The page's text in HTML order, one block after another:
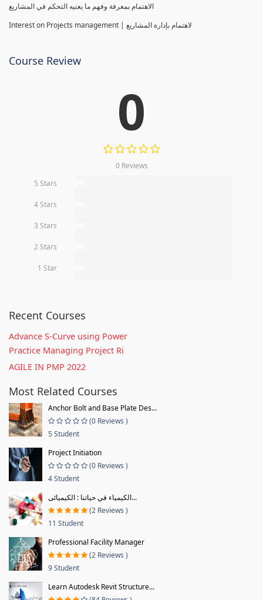
الاهتمام بمعرفة وفهم ما يعنيه التحكم في المشاريع
Interest on Projects management | لاهتمام بإدارة المشاريع
Course Review
0
0 Reviews
5 Stars
4 Stars
3 Stars
2 Stars
1 Star
Recent Courses
Advance S-Curve using Power
Practice Managing Project Ri
AGILE IN PMP 2022
Most Related Courses
Anchor Bolt and Base Plate Des...
(0 Reviews )
5 Student
Project Initiation
(0 Reviews )
4 Student
الكيمياء في حياتنا : الكيميائى...
(2 Reviews )
11 Student
Professional Facility Manager
(2 Reviews )
9 Student
Learn Autodesk Revit Structure...